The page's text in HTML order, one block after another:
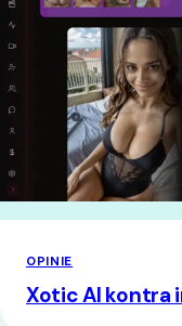
OPINIE
Xotic AI kontra